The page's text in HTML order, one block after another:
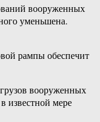
вооруженных
уменьшена.
рампы обеспечит
вооруженных
известной мере